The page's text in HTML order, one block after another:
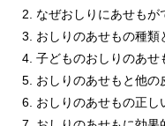
なぜおしりにあせもが
おしりのあせもの種類
子どものおしりのあせ
おしりのあせもと他
おしりのあせもの正し